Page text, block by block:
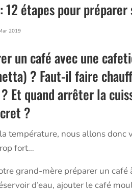
12 étapes pour
2019
un café avec une
? Faut-il faire
Et quand arrêter la
?
température, nous allons
fort…
grand-mère préparer un
d’eau, ajouter le café